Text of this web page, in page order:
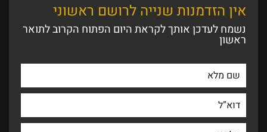
אין הזדמנות שנייה לרושם ראשוני
נשמח לעדכן אותך לקראת היום הפתוח הקרוב לתואר
ראשון